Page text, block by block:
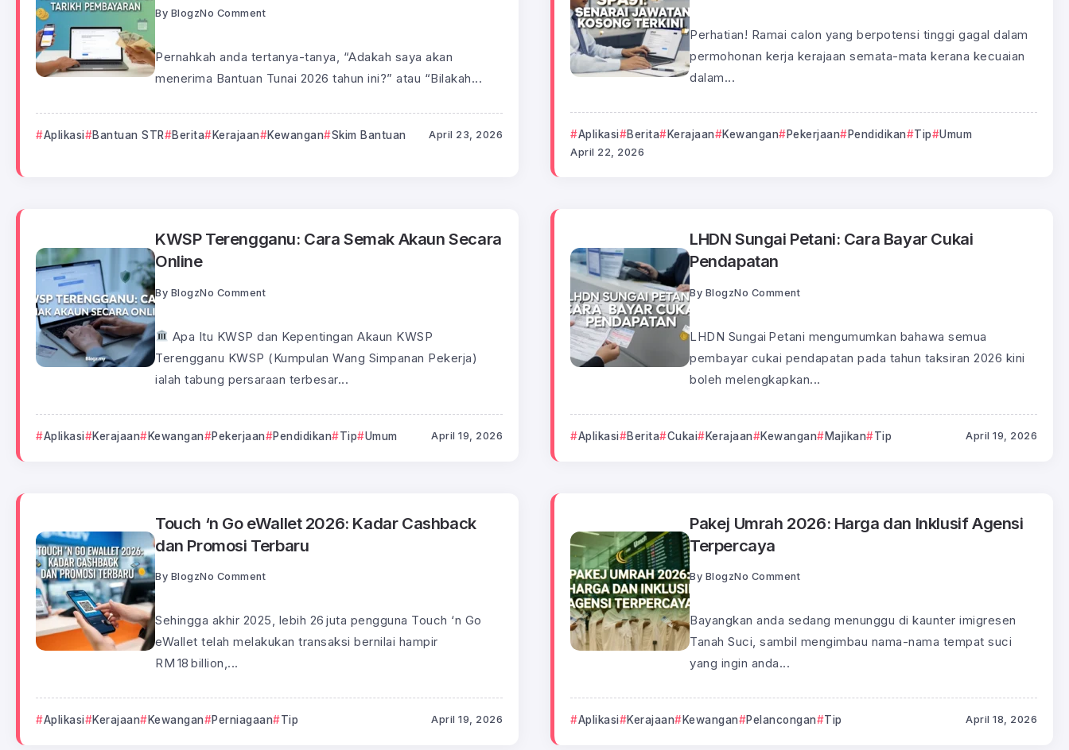
By BlogzNo Comment
Pernahkah anda tertanya-tanya, “Adakah saya akan
menerima Bantuan Tunai 2026 tahun ini?” atau “Bilakah...
Aplikasi Bantuan STR Berita Kerajaan Kewangan Skim Bantuan April 23, 2026
Perhatian! Ramai calon yang berpotensi tinggi gagal dalam
permohonan kerja kerajaan semata-mata kerana kecuaian
dalam...
Aplikasi Berita Kerajaan Kewangan Pekerjaan Pendidikan Tip Umum
April 22, 2026
KWSP Terengganu: Cara Semak Akaun Secara
Online
By BlogzNo Comment
Apa Itu KWSP dan Kepentingan Akaun KWSP
Terengganu KWSP (Kumpulan Wang Simpanan Pekerja)
ialah tabung persaraan terbesar...
Aplikasi Kerajaan Kewangan Pekerjaan Pendidikan Tip Umum April 19, 2026
LHDN Sungai Petani: Cara Bayar Cukai
Pendapatan
By BlogzNo Comment
LHDN Sungai Petani mengumumkan bahawa semua
pembayar cukai pendapatan pada tahun taksiran 2026 kini
boleh melengkapkan...
Aplikasi Berita Cukai Kerajaan Kewangan Majikan Tip April 19, 2026
Touch ‘n Go eWallet 2026: Kadar Cashback
dan Promosi Terbaru
By BlogzNo Comment
Sehingga akhir 2025, lebih 26 juta pengguna Touch ‘n Go
eWallet telah melakukan transaksi bernilai hampir
RM 18 billion,...
Aplikasi Kerajaan Kewangan Perniagaan Tip April 19, 2026
Pakej Umrah 2026: Harga dan Inklusif Agensi
Terpercaya
By BlogzNo Comment
Bayangkan anda sedang menunggu di kaunter imigresen
Tanah Suci, sambil mengimbau nama-nama tempat suci
yang ingin anda...
Aplikasi Kerajaan Kewangan Pelancongan Tip April 18, 2026